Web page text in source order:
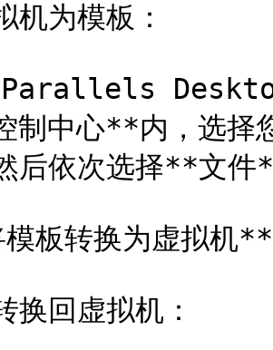
机为模板：
中心**内，选择
后依次选择**文
板转换为虚拟机**
换回虚拟机：